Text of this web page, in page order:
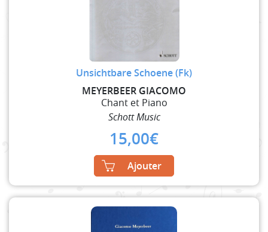
Unsichtbare Schoene (Fk)
MEYERBEER GIACOMO
Chant et Piano
Schott Music
15,00€
Ajouter